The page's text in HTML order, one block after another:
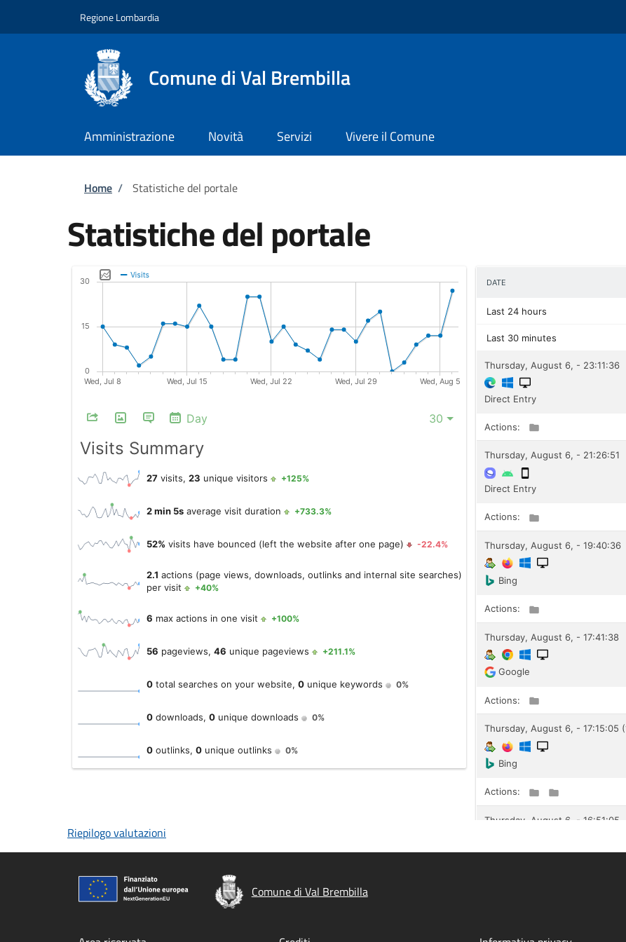
Regione Lombardia
Comune di Val Brembilla
Amministrazione Novità Servizi Vivere il Comune
Briciole di pane
Home / Statistiche del portale
Statistiche del portale
Riepilogo valutazioni
Comune di Val Brembilla